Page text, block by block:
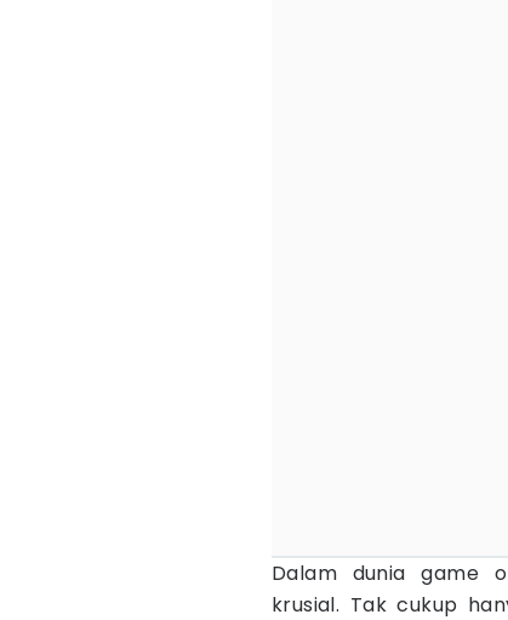
Dalam dunia game
krusial. Tak cukup